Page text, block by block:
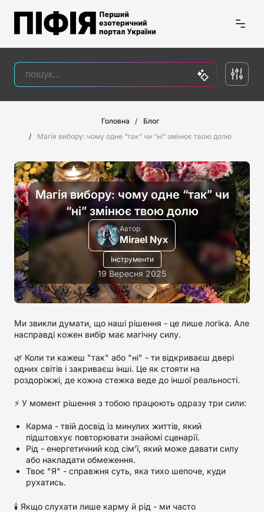
Головна
Блог
Магія вибору: чому одне “так” чи “ні” змінює твою долю
Магія вибору: чому одне “так” чи
“ні” змінює твою долю
Автор
Mirael Nyx
Інструменти
19 Вересня 2025
Ми звикли думати, що наші рішення - це лише логіка. Але
насправді кожен вибір має магічну силу.
🌿 Коли ти кажеш "так" або "ні" - ти відкриваєш двері
одних світів і закриваєш інші. Це як стояти на
роздоріжжі, де кожна стежка веде до іншої реальності.
⚡ У момент рішення з тобою працюють одразу три сили:
Карма - твій досвід із минулих життів, який
підштовхує повторювати знайомі сценарії.
Рід - енергетичний код сім’ї, який може давати силу
або накладати обмеження.
Твоє "Я" - справжня суть, яка тихо шепоче, куди
рухатись.
🕯️ Якщо слухати лише карму й рід - ми часто